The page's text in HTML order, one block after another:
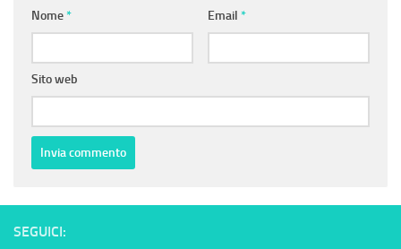
Nome* Email *
Sito web
SEGUICI: